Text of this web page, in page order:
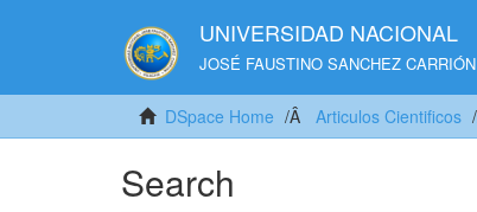
UNIVERSIDAD NACIONAL
JOSÉ FAUSTINO SANCHEZ CARRIÓN
DSpace Home Articulos Cientificos
Search